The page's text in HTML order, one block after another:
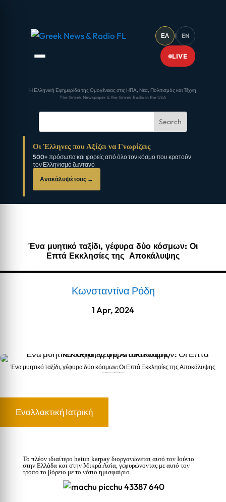
ΕΛ | EN
LIVE
Η Ελληνική Εφημερίδα της Ομογένειας στις ΗΠΑ, Νέα, Πολιτισμός και Τέχνη
The Greek Newspaper & the Greek Radio in the USA
Οι Έλληνες που Αξίζει να Γνωρίζεις
500+ πρόσωπα και φορείς από όλο τον κόσμο που κρατούν
τον Ελληνισμό ζωντανό
Ανακάλυψέ τους →
Ένα μυητικό ταξίδι, γέφυρα δύο κόσμων: Οι
Επτά Εκκλησίες της Αποκάλυψης
Κωνσταντίνα Ρόδη
1 Apr, 2024
Ένα μυητικό ταξίδι, γέφυρα δύο κόσμων: Οι Επτά Εκκλησίες της Αποκάλυψης
Εναλλακτική Ιατρική
Το πλέον ιδιαίτερο hatun karpay διοργανώνεται αυτό τον Ιούνιο
στην Ελλάδα και στην Μικρά Ασία, γεφυρώνοντας με αυτό τον
τρόπο το βόρειο με το νότιο ημισφαίριο.